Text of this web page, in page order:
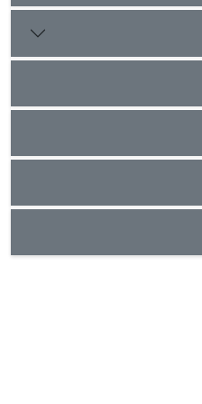
نقش تسهیل‌کننده در
است و اتحاد این دو در ابعاد
امنیت ملی جمهوری اسلامی
روش گردآوری اطلاعات
اعم از کتب، مقالات، اسناد و